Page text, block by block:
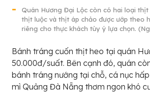
Quán Hương Đại Lộc còn có hai loại
thịt luộc và thịt áp chảo được ướp theo
riêng cho thực khách tùy ý lựa chọn.
Bánh tráng cuốn thịt heo tại quán
50.000đ/suất. Bên cạnh đó, quán
bánh tráng nướng tại chỗ, cá nục
mì Quảng Đà Nẵng thơm ngon khó